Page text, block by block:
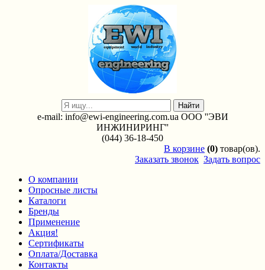
e-mail: info@ewi-engineering.com.ua ООО ''ЭВИ
ИНЖИНИРИНГ''
(044) 36-18-450
В корзине (0) товар(ов).
Заказать звонок Задать вопрос
О компании
Опросные листы
Каталоги
Бренды
Применение
Акция!
Сертификаты
Оплата/Доставка
Контакты